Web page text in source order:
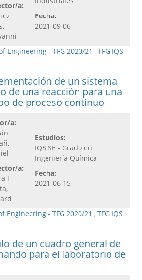
a:
Fecha:
2021-09-06
Engineering - TFG 2020/21 , TFG IQS
de un sistema
de una reacción para una
de proceso continuo
a:
a:
i
Estudios:
IQS SE - Grado en
Ingeniería Química
Fecha:
2021-06-15
Engineering - TFG 2020/21 , TFG IQS
de un cuadro general de
para el laboratorio de